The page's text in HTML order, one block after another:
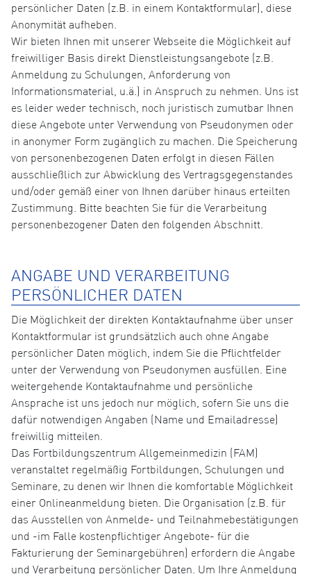
persönlicher Daten (z.B. in einem Kontaktformular), diese
Anonymität aufheben.
Wir bieten Ihnen mit unserer Webseite die Möglichkeit auf
freiwilliger Basis direkt Dienstleistungsangebote (z.B.
Anmeldung zu Schulungen, Anforderung von
Informationsmaterial, u.ä.) in Anspruch zu nehmen. Uns ist
es leider weder technisch, noch juristisch zumutbar Ihnen
diese Angebote unter Verwendung von Pseudonymen oder
in anonymer Form zugänglich zu machen. Die Speicherung
von personenbezogenen Daten erfolgt in diesen Fällen
ausschließlich zur Abwicklung des Vertragsgegenstandes
und/oder gemäß einer von Ihnen darüber hinaus erteilten
Zustimmung. Bitte beachten Sie für die Verarbeitung
personenbezogener Daten den folgenden Abschnitt.
ANGABE UND VERARBEITUNG
PERSÖNLICHER DATEN
Die Möglichkeit der direkten Kontaktaufnahme über unser
Kontaktformular ist grundsätzlich auch ohne Angabe
persönlicher Daten möglich, indem Sie die Pflichtfelder
unter der Verwendung von Pseudonymen ausfüllen. Eine
weitergehende Kontaktaufnahme und persönliche
Ansprache ist uns jedoch nur möglich, sofern Sie uns die
dafür notwendigen Angaben (Name und Emailadresse)
freiwillig mitteilen.
Das Fortbildungszentrum Allgemeinmedizin (FAM)
veranstaltet regelmäßig Fortbildungen, Schulungen und
Seminare, zu denen wir Ihnen die komfortable Möglichkeit
einer Onlineanmeldung bieten. Die Organisation (z.B. für
das Ausstellen von Anmelde- und Teilnahmebestätigungen
und -im Falle kostenpflichtiger Angebote- für die
Fakturierung der Seminargebühren) erfordern die Angabe
und Verarbeitung persönlicher Daten. Um Ihre Anmeldung